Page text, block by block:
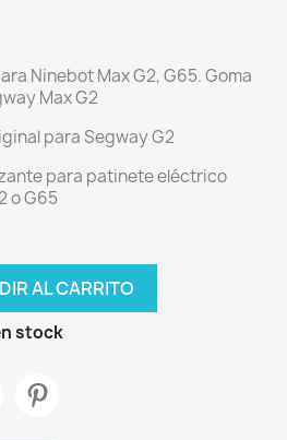
Ninebot Max G2, G65. Goma
Max G2
para Segway G2
para patinete eléctrico
o G65
AL CARRITO
stock